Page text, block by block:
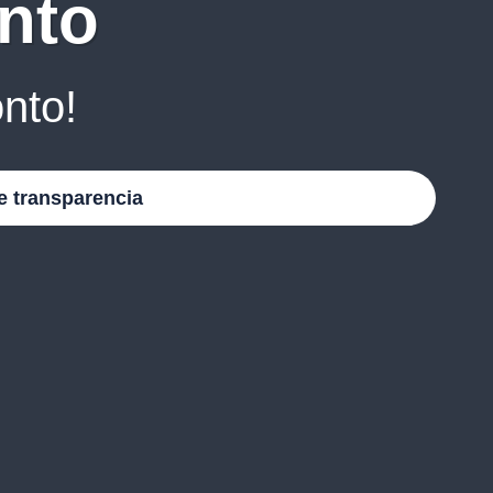
transparencia